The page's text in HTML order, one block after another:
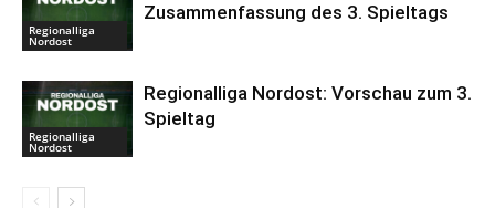
Regionalliga
Nordost
Zusammenfassung des 3. Spieltags
Regionalliga
Nordost
Regionalliga Nordost: Vorschau zum 3.
Spieltag